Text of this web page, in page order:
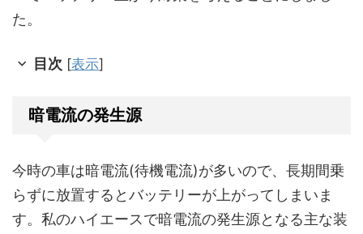
た。
目次 [表示]
暗電流の発生源
今時の車は暗電流(待機電流)が多いので、長期間乗
らずに放置するとバッテリーが上がってしまいま
す。私のハイエースで暗電流の発生源となる主な装